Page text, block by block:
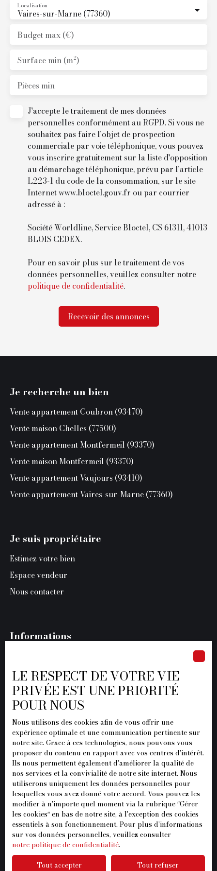
Biglione JL Immobilier
01. 87. 07. 96. 37
Vaires-sur-Marne (77360)
Localisation
Budget max (€)
Surface min (m²)
Pièces min
J'accepte le traitement de mes données
personnelles conformément au RGPD. Si vous ne
souhaitez pas faire l'objet de prospection
commerciale par voie téléphonique, vous pouvez
vous inscrire gratuitement sur la liste d'opposition
au démarchage téléphonique, prévu par l'article
L223-1 du code de la consommation, sur le site
Internet www.bloctel.gouv.fr ou par courrier
adressé à :
Société Worldline, Service Bloctel, CS 61311, 41013
BLOIS CEDEX.
Pour en savoir plus sur le traitement de vos
données personnelles, veuillez consulter notre
politique de confidentialité.
Recevoir des annonces
Je recherche un bien
Vente appartement Coubron (93470)
Vente maison Chelles (77500)
Vente appartement Montfermeil (93370)
Vente maison Montfermeil (93370)
Vente appartement Vaujours (93410)
Vente appartement Vaires-sur-Marne (77360)
Je suis propriétaire
Estimez votre bien
Espace vendeur
Nous contacter
Informations
Nos honoraires
Mentions légales
Politique de confidentialité
Plan du site
Gérer les cookies
Propulsé par
+33 1 87 07 96 37
20 Rue de l'Ormeteau
77500 Chelles
LE RESPECT DE VOTRE VIE
PRIVÉE EST UNE PRIORITÉ
POUR NOUS
Nous utilisons des cookies afin de vous offrir une
expérience optimale et une communication pertinente sur
notre site. Grace à ces technologies, nous pouvons vous
proposer du contenu en rapport avec vos centres d'intérêt.
Ils nous permettent également d'améliorer la qualité de
nos services et la convivialité de notre site internet. Nous
utiliserons uniquement les données personnelles pour
lesquelles vous avez donné votre accord. Vous pouvez les
modifier à n'importe quel moment via la rubrique ″Gérer
les cookies″ en bas de notre site, à l'exception des cookies
essentiels à son fonctionnement. Pour plus d'informations
sur vos données personnelles, veuillez consulter
notre politique de confidentialité.
Tout accepter
Tout refuser